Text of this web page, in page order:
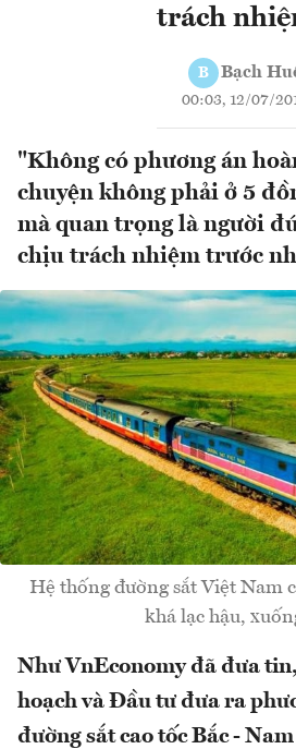
trách
B Bạch
00:03, 12/07/
"Không có phương án
chuyện không phải ở 5
mà quan trọng là người
chịu trách nhiệm trước
Hệ thống đường sắt Việt Nam
khá lạc hậu,
Như VnEconomy đã đưa
hoạch và Đầu tư đưa ra
đường sắt cao tốc Bắc -